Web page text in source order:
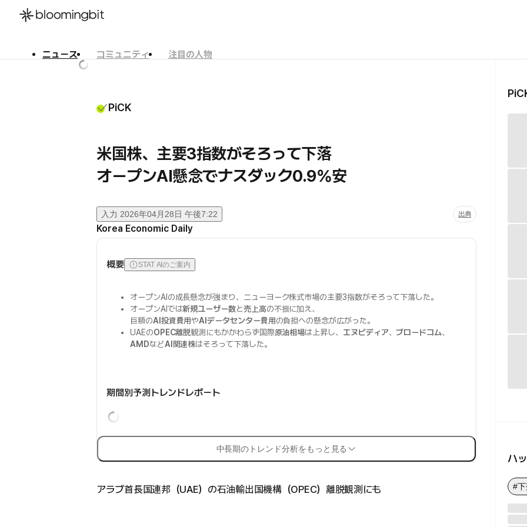
ニュース コミュニティ
注目の人物
PiCK
米国株、主要3指数がそろって下落
オープンAI懸念でナスダック0.9%安
入力 2026年04月28日 午後7:22 出典
Korea Economic Daily
概要 STAT AIのご案内
オープンAIの成長懸念が強まり、ニューヨーク株式市場の主要3指数がそろって下落した。
オープンAIでは新規ユーザー数と売上高の不振に加え、
巨額のAI投資費用やAIデータセンター費用の負担への懸念が広がった。
UAEのOPEC離脱観測にもかかわらず国際原油相場は上昇し、 エヌビディア、ブロードコム、
AMDなどAI関連株はそろって下落した。
期間別予測トレンドレポート
中長期のトレンド分析をもっと見る
アラブ首長国連邦（UAE）の石油輸出国機構（OPEC）離脱観測にも
ハ
#